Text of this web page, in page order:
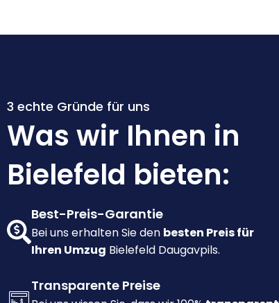
3 echte Gründe für uns
Was wir Ihnen in
Bielefeld bieten:
Best-Preis-Garantie
Bei uns erhalten Sie den besten Preis für
Ihren Umzug Bielefeld Daugavpils.
Transparente Preise